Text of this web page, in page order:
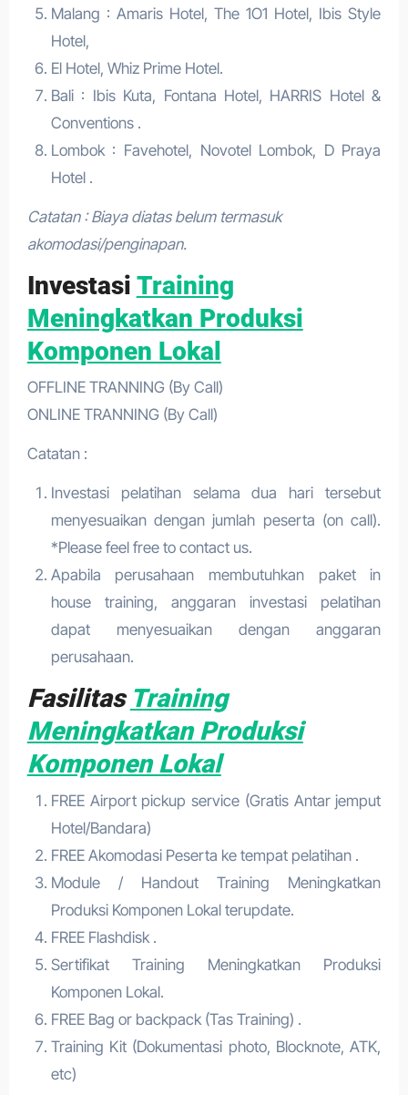
Malang : Amaris Hotel, The 1O1 Hotel, Ibis Style
Hotel,
El Hotel, Whiz Prime Hotel.
Bali : Ibis Kuta, Fontana Hotel, HARRIS Hotel &
Conventions .
Lombok : Favehotel, Novotel Lombok, D Praya
Hotel .
Catatan : Biaya diatas belum termasuk
akomodasi/penginapan.
Investasi Training
Meningkatkan Produksi
Komponen Lokal
OFFLINE TRANNING (By Call)
ONLINE TRANNING (By Call)
Catatan :
Investasi pelatihan selama dua hari tersebut
menyesuaikan dengan jumlah peserta (on call).
*Please feel free to contact us.
Apabila perusahaan membutuhkan paket in
house training, anggaran investasi pelatihan
dapat menyesuaikan dengan anggaran
perusahaan.
Fasilitas Training
Meningkatkan Produksi
Komponen Lokal
FREE Airport pickup service (Gratis Antar jemput
Hotel/Bandara)
FREE Akomodasi Peserta ke tempat pelatihan .
Module / Handout Training Meningkatkan
Produksi Komponen Lokal terupdate.
FREE Flashdisk .
Sertifikat Training Meningkatkan Produksi
Komponen Lokal.
FREE Bag or backpack (Tas Training) .
Training Kit (Dokumentasi photo, Blocknote, ATK,
etc)